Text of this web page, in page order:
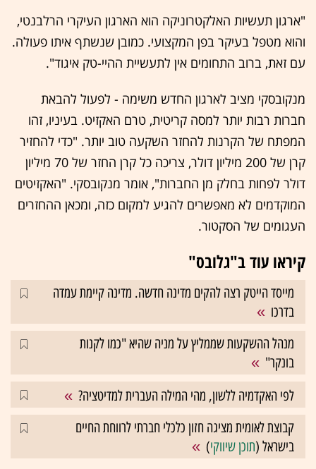
"ארגון תעשיות האלקטרוניקה הוא הארגון העיקרי הרלבנטי,
והוא מטפל בעיקר בפן המקצועי. כמובן שנשתף איתו פעולה.
עם זאת, ברוב התחומים אין לתעשיית ההיי-טק איגוד".
מנקובסקי מציב לארגון החדש משימה - לפעול להבאת
חברות רבות יותר למסה קריטית, טרם האקזיט. בעיניו, זהו
המפתח של הקרנות להחזר השקעה טוב יותר. "כדי להחזיר
קרן של 200 מיליון דולר, צריכה כל קרן החזר של 70 מיליון
דולר לפחות בחלק מן החברות", אומר מנקובסקי. "האקזיטים
המוקדמים לא מאפשרים להגיע למקום כזה, ומכאן ההחזרים
העגומים של הסקטור.
קיראו עוד ב"גלובס"
מייסד הייטק רצה להקים מדינה חדשה. מדינה קיימת עמדה
בדרכו
מנהל ההשקעות שממליץ על מניה שהיא "כמו לקנות
בונקר"
לפי האקדמיה ללשון, מהי המילה העברית למדיטציה?
קבוצת לאומית מציגה חזון כלכלי חברתי לרווחת החיים
בישראל (תוכן שיווקי)